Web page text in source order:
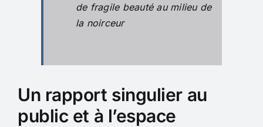
de fragile beauté au milieu de
la noirceur
Un rapport singulier au
public et à l’espace